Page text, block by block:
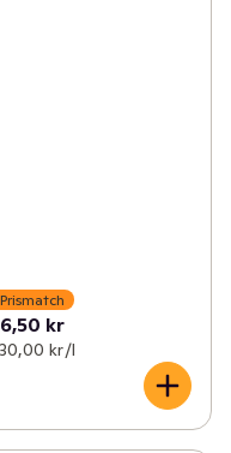
Prismatch
kr
kr /l